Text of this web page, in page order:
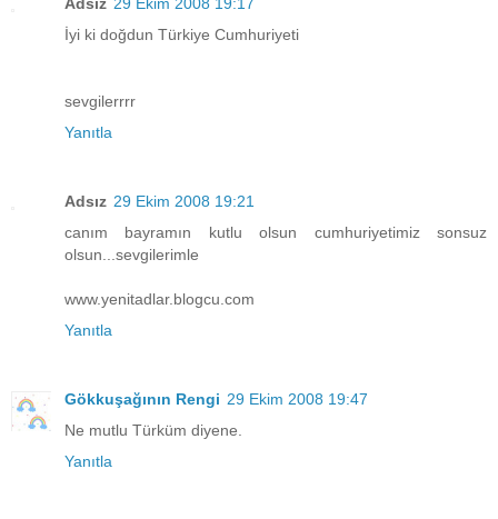
İyi ki doğdun Türkiye Cumhuriyeti
sevgilerrrr
Yanıtla
Adsız 29 Ekim 2008 19:21
canım bayramın kutlu olsun cumhuriyetimiz sonsuz
olsun...sevgilerimle
www.yenitadlar.blogcu.com
Yanıtla
Gökkuşağının Rengi 29 Ekim 2008 19:47
Ne mutlu Türküm diyene.
Yanıtla